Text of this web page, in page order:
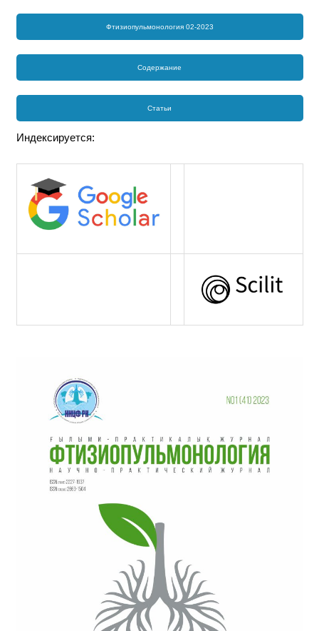
Фтизиопульмонология 02-2023
Содержание
Статьи
Индексируется: